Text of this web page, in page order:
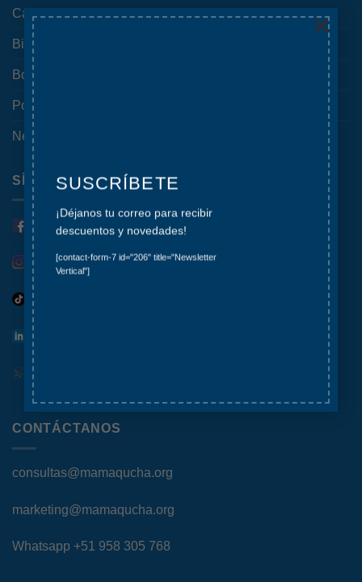
SUSCRÍBETE
¡Déjanos tu correo para recibir
descuentos y novedades!
[contact-form-7 id="206" title="Newsletter
Vertical"]
×
Carteras
Billeteras
Bolsas de Tela
Porta laptops
Neceseres y Cartucheras
SÍGUENOS
Facebook
Instagram
Tiktok
LinkedIn
Red Kunan
CONTÁCTANOS
consultas@mamaqucha.org
marketing@mamaqucha.org
Whatsapp +51 958 305 768